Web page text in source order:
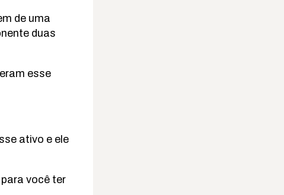
de uma
duas
esse
ativo e ele
você ter